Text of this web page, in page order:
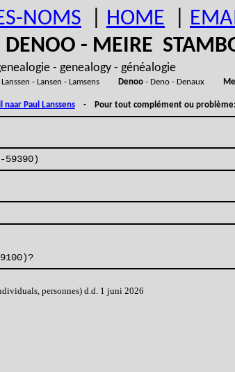
NOMS HOME
DENOO - MEIRE
- genealogy - généalogie
Lanssen - Lansen - Lamsens Denoo- Deno - Denaux
naar Paul Lanssens- Pour tout complément ou problème:
personnes) d.d. 1 juni 2026